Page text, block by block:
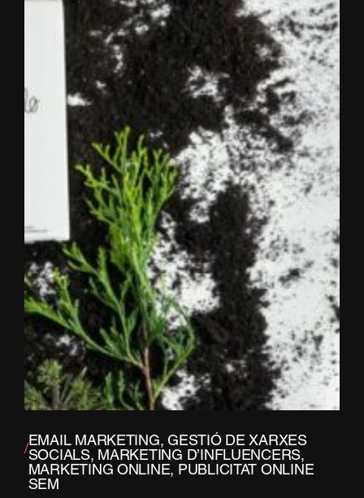
/
EMAIL MARKETING,GESTIÓ DE XARXES
SOCIALS, MARKETING D’INFLUENCERS,
MARKETING ONLINE, PUBLICITAT ONLINE
SEM